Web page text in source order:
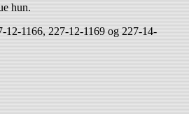
hun.
12-1166, 227-12-1169 og 227-14-